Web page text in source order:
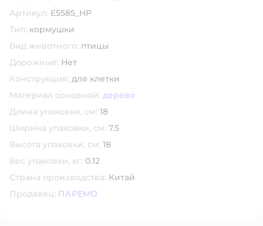
Артикул: E5585_HP
Тип: кормушки
Вид животного: птицы
Дорожные: Нет
Конструкция: для клетки
Материал основной: дерево
Длина упаковки, см: 18
Ширина упаковки, см: 7.5
Высота упаковки, см: 18
Вес упаковки, кг: 0.12
Страна производства: Китай
Продавец: ПАРЕМО